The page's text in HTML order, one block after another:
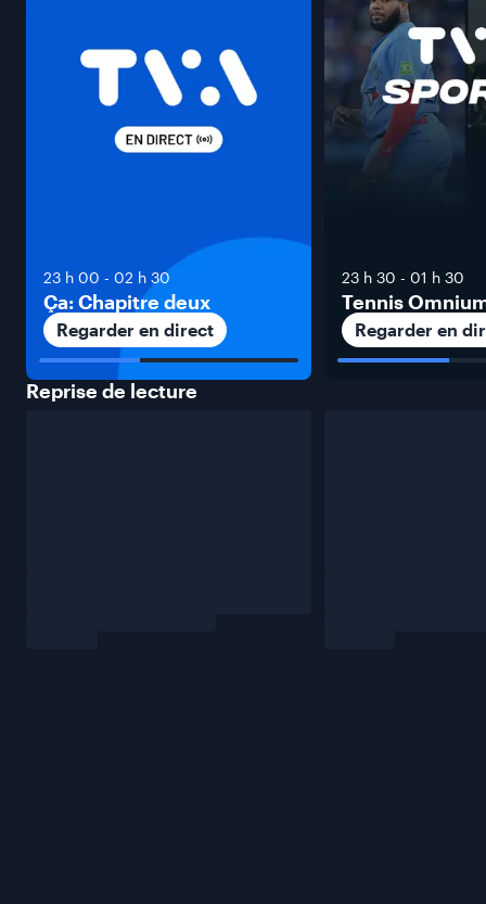
23 h 00 - 02 h 30
Ça: Chapitre deux
Regarder en direct
23 h 30 - 01 h 30
Tennis
Regarder en
Reprise de lecture